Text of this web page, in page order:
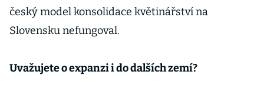
český model konsolidace květinářství na
Slovensku nefungoval.
Uvažujete o expanzi i do dalších zemí?